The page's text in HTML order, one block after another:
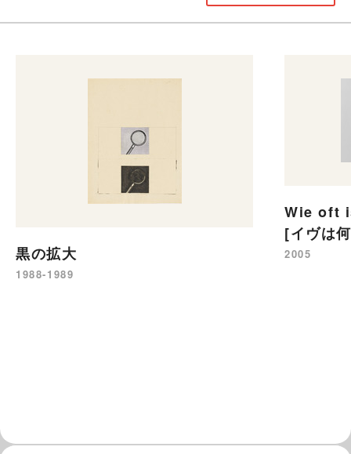
黒の拡大
1988-1989
Wie oft
[イヴは
2005